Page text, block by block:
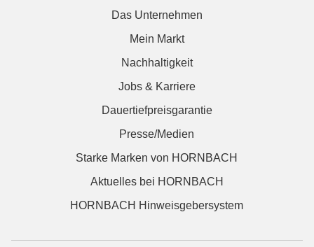
Das Unternehmen
Mein Markt
Nachhaltigkeit
Jobs & Karriere
Dauertiefpreisgarantie
Presse/Medien
Starke Marken von HORNBACH
Aktuelles bei HORNBACH
HORNBACH Hinweisgebersystem